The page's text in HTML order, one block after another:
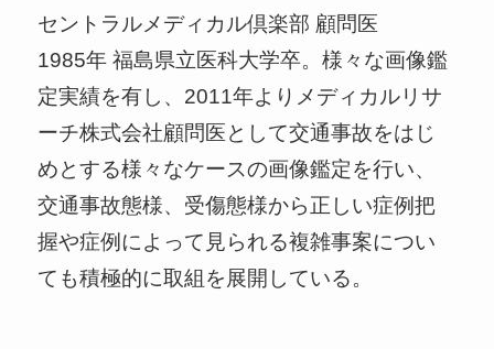
セントラルメディカル倶楽部 顧問医
1985年 福島県⽴医科⼤学卒。様々な画像鑑
定実績を有し、2011年よりメディカルリサ
ーチ株式会社顧問医として交通事故をはじ
めとする様々なケースの画像鑑定を行い、
交通事故態様、受傷態様から正しい症例把
握や症例によって見られる複雑事案につい
ても積極的に取組を展開している。